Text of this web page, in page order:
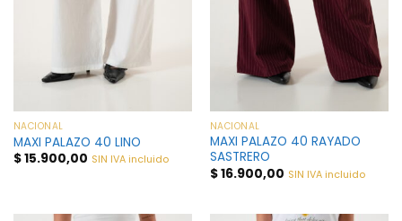
NACIONAL
MAXI PALAZO 40 LINO
$15.900,00 SIN IVA incluido
NACIONAL
MAXI PALAZO 40 RAYADO
SASTRERO
$16.900,00 SIN IVA incluido